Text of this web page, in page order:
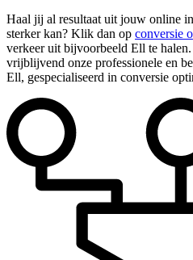
Haal jij al resultaat uit jouw online
sterker kan? Klik dan op conversie
verkeer uit bijvoorbeeld Ell te
vrijblijvend onze professionele en
Ell, gespecialiseerd in conversie